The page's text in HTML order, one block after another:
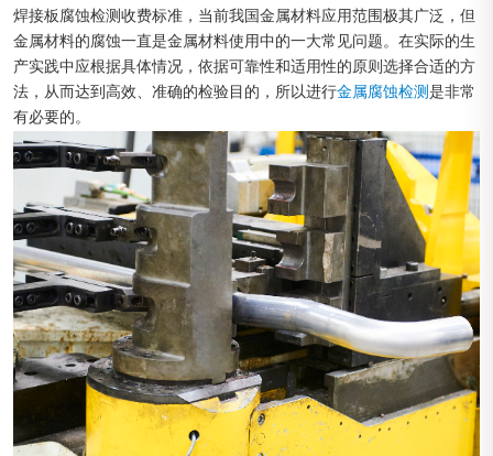
焊接板腐蚀检测收费标准，当前我国金属材料应用范围极其广泛，但
金属材料的腐蚀一直是金属材料使用中的一大常见问题。在实际的生
产实践中应根据具体情况，依据可靠性和适用性的原则选择合适的方
法，从而达到高效、准确的检验目的，所以进行金属腐蚀检测 是非常
有必要的。